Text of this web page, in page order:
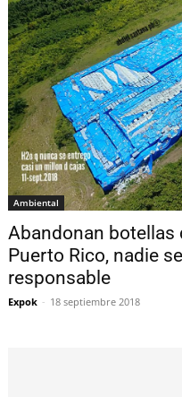
Ambiental
Abandonan botellas
Puerto Rico, nadie
responsable
Expok - 18 septiembre 2018